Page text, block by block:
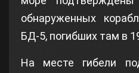
обнаруженных
БД-5, погибших там в
На месте гибели